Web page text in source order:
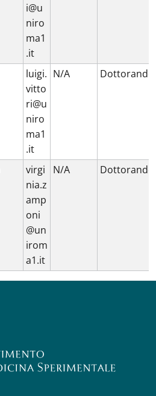
i@u
niro
ma1
.it
luigi.
vitto
ri@u
niro
ma1
.it
N/A Dottorando
virgi
nia.z
amp
oni
@un
irom
a1.it
N/A Dottorando